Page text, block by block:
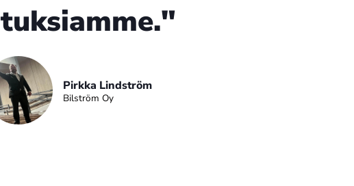
Pirkka Lindström
Bilström Oy